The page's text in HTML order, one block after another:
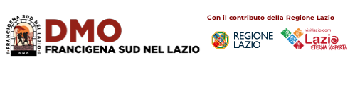
Salta
al
contenuto
Con il contributo della Regione Lazio
Main
navigation